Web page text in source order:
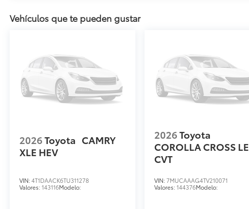
Vehículos que te pueden gustar
2026Toyota CAMRY
XLE HEV
VIN:4T1DAACK6TU311278
Valores:143116Modelo:
2026Toyota
COROLLA CROSS LE
CVT
VIN:7MUCAAAG4TV210071
Valores:144376Modelo: